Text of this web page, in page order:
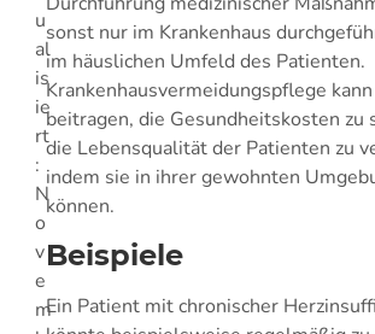
u
al
is
ie
rt
:
N
o
v
e
m
sonst nur im Krankenhaus
im häuslichen Umfeld des Patienten.
Krankenhausvermeidungspflege kann
beitragen, die Gesundheitskosten zu
die Lebensqualität der Patienten zu
indem sie in ihrer gewohnten
können.
Beispiele
Ein Patient mit chronischer